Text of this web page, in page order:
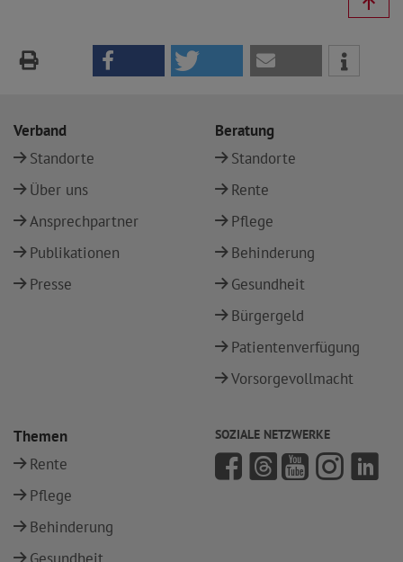
Verband
Standorte
Über uns
Ansprechpartner
Publikationen
Presse
Beratung
Standorte
Rente
Pflege
Behinderung
Gesundheit
Bürgergeld
Patientenverfügung
Vorsorgevollmacht
Themen
Rente
Pflege
Behinderung
SOZIALE NETZWERKE